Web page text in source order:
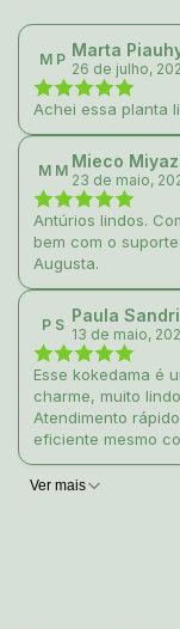
M P Marta
26 de julho,
Achei essa planta
M M Mieco
23 de maio,
Antúrios lindos.
bem com o suporte
Augusta.
P S Paula
13 de maio,
Esse kokedama é
charme, muito
Atendimento
eficiente mesmo
demanda de dia
Ver mais